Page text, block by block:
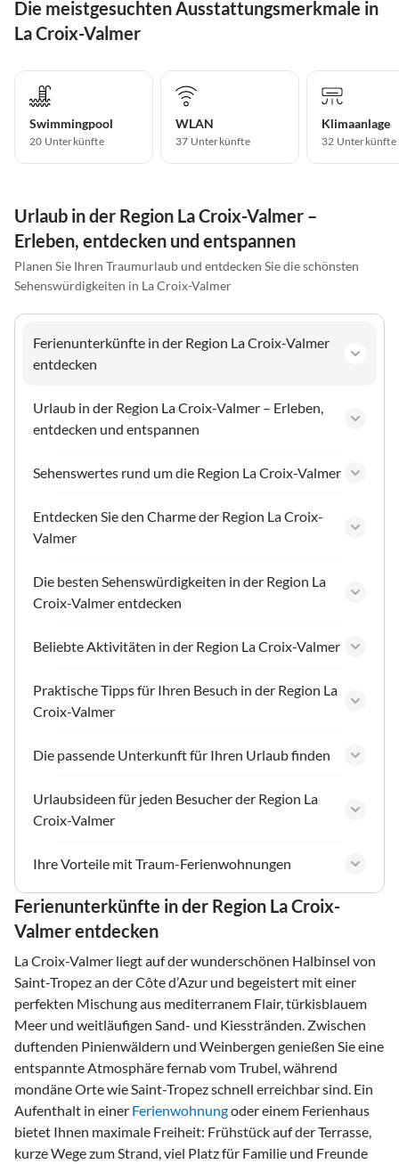
Die meistgesuchten Ausstattungsmerkmale in
La Croix-Valmer
Swimmingpool
20 Unterkünfte
WLAN
37 Unterkünfte
Klimaanlage
32 Unterkünfte
Urlaub in der Region La Croix-Valmer –
Erleben, entdecken und entspannen
Planen Sie Ihren Traumurlaub und entdecken Sie die schönsten
Sehenswürdigkeiten in La Croix-Valmer
Ferienunterkünfte in der Region La Croix-Valmer
entdecken
Urlaub in der Region La Croix-Valmer – Erleben,
entdecken und entspannen
Sehenswertes rund um die Region La Croix-Valmer
Entdecken Sie den Charme der Region La Croix-
Valmer
Die besten Sehenswürdigkeiten in der Region La
Croix-Valmer entdecken
Beliebte Aktivitäten in der Region La Croix-Valmer
Praktische Tipps für Ihren Besuch in der Region La
Croix-Valmer
Die passende Unterkunft für Ihren Urlaub finden
Urlaubsideen für jeden Besucher der Region La
Croix-Valmer
Ihre Vorteile mit Traum-Ferienwohnungen
Ferienunterkünfte in der Region La Croix-
Valmer entdecken
La Croix-Valmer liegt auf der wunderschönen Halbinsel von
Saint-Tropez an der Côte d’Azur und begeistert mit einer
perfekten Mischung aus mediterranem Flair, türkisblauem
Meer und weitläufigen Sand- und Kiesstränden. Zwischen
duftenden Pinienwäldern und Weinbergen genießen Sie eine
entspannte Atmosphäre fernab vom Trubel, während
mondäne Orte wie Saint-Tropez schnell erreichbar sind. Ein
Aufenthalt in einer Ferienwohnungoder einem Ferienhaus
bietet Ihnen maximale Freiheit: Frühstück auf der Terrasse,
kurze Wege zum Strand, viel Platz für Familie und Freunde